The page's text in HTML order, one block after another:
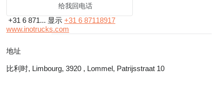
给我回电话
+31 6 871... 显示 +31 6 87118917
www.inotrucks.com
地址
比利时, Limbourg, 3920 , Lommel, Patrijsstraat 10